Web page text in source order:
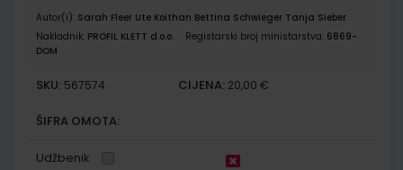
Autor(i): Sarah Fleer Ute Koithan Bettina Schwieger Tanja Sieber
Nakladnik: PROFIL KLETT d.o.o. Registarski broj ministarstva: 6869-
DOM
SKU: 567574 CIJENA: 20,00 €
ŠIFRA OMOTA:
Udžbenik